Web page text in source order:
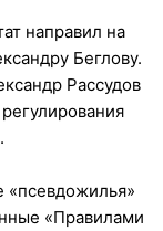
направил на
Беглову.
Рассудов
«псевдожилья»
«Правилами